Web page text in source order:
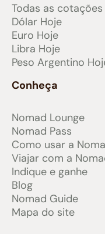
Todas as cotações
Dólar Hoje
Euro Hoje
Libra Hoje
Peso Argentino
Conheça
Nomad Lounge
Nomad Pass
Como usar a
Viajar com a
Indique e ganhe
Blog
Nomad Guide
Mapa do site